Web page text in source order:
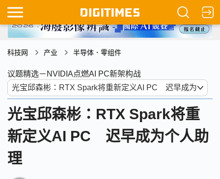
科技网 产业 半导体．零组件
议题精选－NVIDIA点燃AI PC新架构战
光宝邱森彬：RTX Spark将重
新定义AI PC 迟早成为个人助
理